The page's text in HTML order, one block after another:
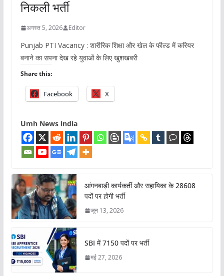
निकली भर्ती
अगस्त 5, 2026 Editor
Punjab PTI Vacancy : शारीरिक शिक्षा और खेल के फील्ड में करियर
बनाने का सपना देख रहे युवाओं के लिए खुशखबरी
Share this:
Facebook X
Umh News india
आंगनबाड़ी कार्यकर्ती और सहायिका के 28608
पदों पर होगी भर्ती
जून 13, 2026
SBI में 7150 पदों पर भर्ती
मई 27, 2026